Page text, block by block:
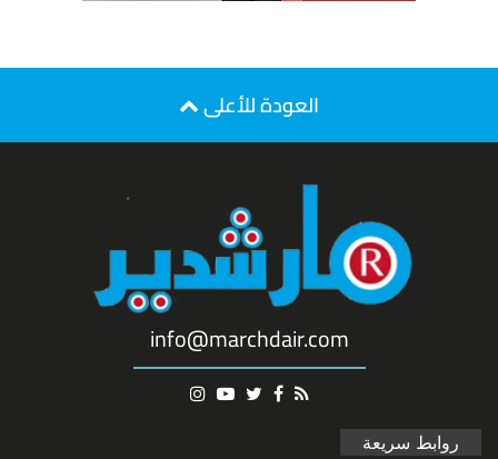
العودة للأعلى
info@marchdair.com
روابط سريعة